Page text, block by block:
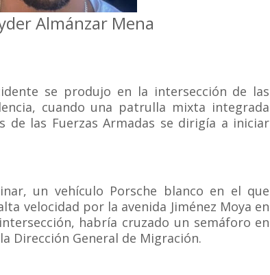
Almánzar Mena
se produjo en la intersección de las
cuando una patrulla mixta integrada
de las Fuerzas Armadas se dirigía a iniciar
un vehículo Porsche blanco en el que
velocidad por la avenida Jiménez Moya en
habría cruzado un semáforo en
Dirección General de Migración.